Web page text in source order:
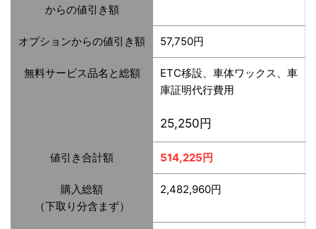
からの値引き額
オプションからの値引き額 57,750円
無料サービス品名と総額
ETC移設、車体ワックス、車
庫証明代行費用
25,250円
値引き合計額 514,225円
購入総額
（下取り分含まず）
2,482,960円